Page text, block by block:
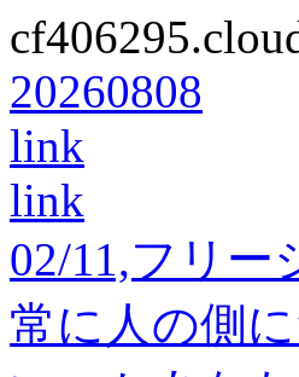
20260808
link
link
02/11,フリー
常に人の側